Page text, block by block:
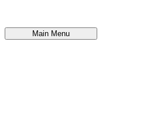
Main Menu